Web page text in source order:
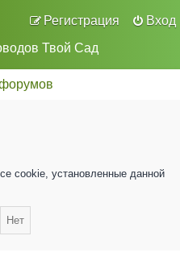
Вход
Регистрация
Твой Сад
cookie, установленные данной